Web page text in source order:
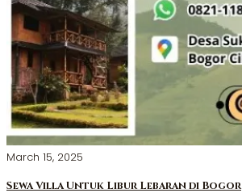
March 15, 2025
Sewa Villa Untuk Libur Lebaran di Bogor